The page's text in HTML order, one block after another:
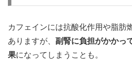
カフェインには抗酸化作用や脂肪
ありますが、 副腎に負担がかかっ
果になってしまうことも。